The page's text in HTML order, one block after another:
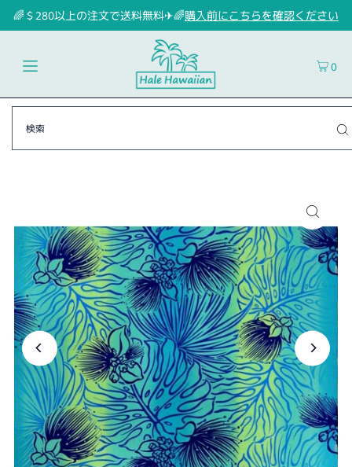
🌈＄280以上の注文で送料無料✈🌈購入前にこちらを確認ください
0